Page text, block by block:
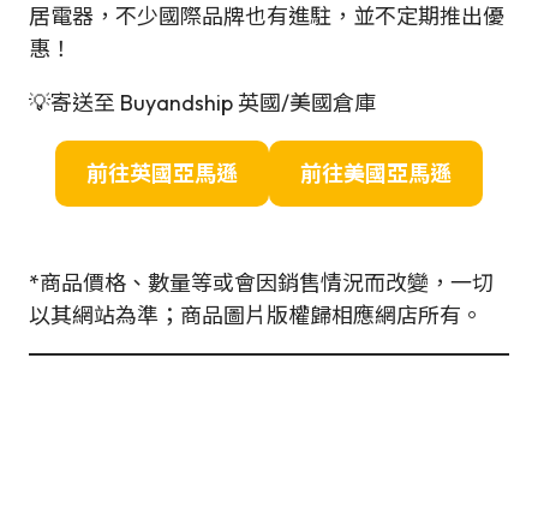
居電器，不少國際品牌也有進駐，並不定期推出優
惠！
💡寄送至 Buyandship 英國/美國倉庫
前往英國亞馬遜 前往美國亞馬遜
*商品價格、數量等或會因銷售情況而改變，一切
以其網站為準；商品圖片版權歸相應網店所有。